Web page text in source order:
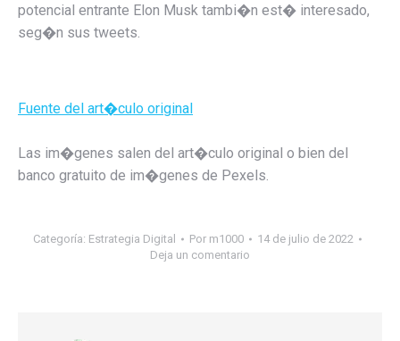
potencial entrante Elon Musk tambi�n est� interesado,
seg�n sus tweets.
Fuente del art�culo original
Las im�genes salen del art�culo original o bien del
banco gratuito de im�genes de Pexels.
Categoría: Estrategia Digital Por m1000
14 de julio de 2022
Deja un comentario